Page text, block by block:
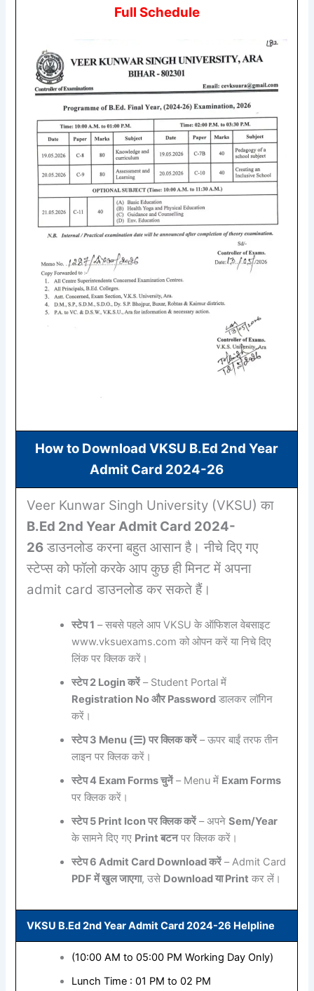
Full Schedule
How to Download VKSU B.Ed 2nd Year
Admit Card 2024-26
Veer Kunwar Singh University (VKSU) का
B.Ed 2nd Year Admit Card 2024-
26 डाउनलोड करना बहुत आसान है। नीचे दिए गए
स्टेप्स को फॉलो करके आप कुछ ही मिनट में अपना
admit card डाउनलोड कर सकते हैं।
स्टेप 1 – सबसे पहले आप VKSU के ऑफिशल वेबसाइट
www.vksuexams.com को ओपन करें या निचे दिए
लिंक पर क्लिक करें।
स्टेप 2 Login करें– Student Portal में
Registration No और Passwordडालकर लॉगिन
करें।
स्टेप 3 Menu (☰) पर क्लिक करें– ऊपर बाईं तरफ तीन
लाइन पर क्लिक करें।
स्टेप 4 Exam Forms चुनें– Menu में Exam Forms
पर क्लिक करें।
स्टेप 5 Print Icon पर क्लिक करें– अपने Sem/Year
के सामने दिए गए Print बटनपर क्लिक करें।
स्टेप 6 Admit Card Download करें– Admit Card
PDF में खुल जाएगा, उसे Download या Print कर लें।
VKSU B.Ed 2nd Year Admit Card 2024-26 Helpline
(10:00 AM to 05:00 PM Working Day Only)
Lunch Time : 01 PM to 02 PM